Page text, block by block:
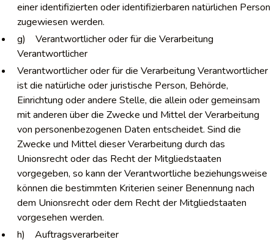
einer identifizierten oder identifizierbaren natürlichen Person
zugewiesen werden.
g) Verantwortlicher oder für die Verarbeitung
Verantwortlicher
Verantwortlicher oder für die Verarbeitung Verantwortlicher
ist die natürliche oder juristische Person, Behörde,
Einrichtung oder andere Stelle, die allein oder gemeinsam
mit anderen über die Zwecke und Mittel der Verarbeitung
von personenbezogenen Daten entscheidet. Sind die
Zwecke und Mittel dieser Verarbeitung durch das
Unionsrecht oder das Recht der Mitgliedstaaten
vorgegeben, so kann der Verantwortliche beziehungsweise
können die bestimmten Kriterien seiner Benennung nach
dem Unionsrecht oder dem Recht der Mitgliedstaaten
vorgesehen werden.
h) Auftragsverarbeiter